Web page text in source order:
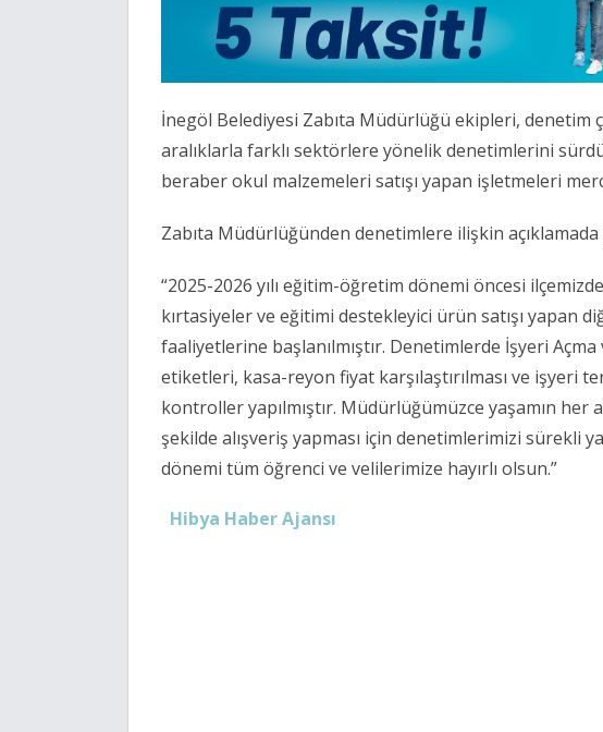
İnegöl Belediyesi Zabıta Müdürlüğü ekipleri, denetim
aralıklarla farklı sektörlere yönelik denetimlerini
beraber okul malzemeleri satışı yapan işletmeleri
Zabıta Müdürlüğünden denetimlere ilişkin
“2025-2026 yılı eğitim-öğretim dönemi öncesi
kırtasiyeler ve eğitimi destekleyici ürün satışı yapan
faaliyetlerine başlanılmıştır. Denetimlerde İşyeri Açma
etiketleri, kasa-reyon fiyat karşılaştırılması ve işyeri
kontroller yapılmıştır. Müdürlüğümüzce yaşamın her
şekilde alışveriş yapması için denetimlerimizi sürekli
dönemi tüm öğrenci ve velilerimize hayırlı olsun.”
Hibya Haber Ajansı